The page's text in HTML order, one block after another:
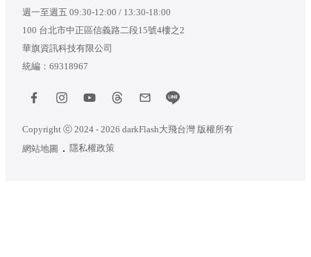
週一至週五 09:30-12:00 / 13:30-18:00
100 台北市中正區信義路二段15號4樓之2
華旗資訊科技有限公司
統編：69318967
Copyright ⓒ 2024 - 2026 darkFlash大飛台灣 版權所有
網站地圖
隱私權政策